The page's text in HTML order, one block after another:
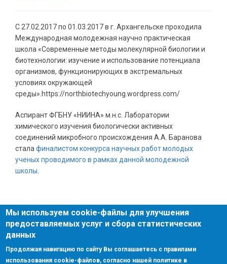
С 27.02.2017 по 01.03.2017 в г. Архангельске проходила
Международная молодежная научно практическая
школа «Современные методы молекулярной биологии и
биотехнологии: изучение и использование потенциала
организмов, функционирующих в экстремальных
условиях окружающей
среды».https://northbiotechyoung.wordpress.com/
Аспирант ФГБНУ «НИИНА» м.н.с. Лаборатории
химического изучения биологически активных
соединений микробного происхождения А.А. Баранова
стала финалистом конкурса научных работ молодых
ученых проводимого в рамках данной молодежной
школы
Поиск
Поиск
Мы используем cookie-файлы для улучшения
предоставляемых услуг и сбора статистических
данных
Продолжая навигацию по сайту Вы соглашаетесь с правилами
использования cookie-файлов, согласно нашей политике в